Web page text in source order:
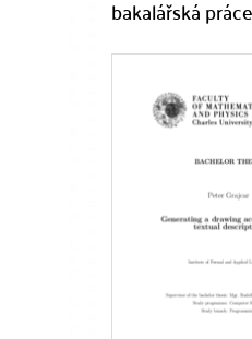
bakalářská